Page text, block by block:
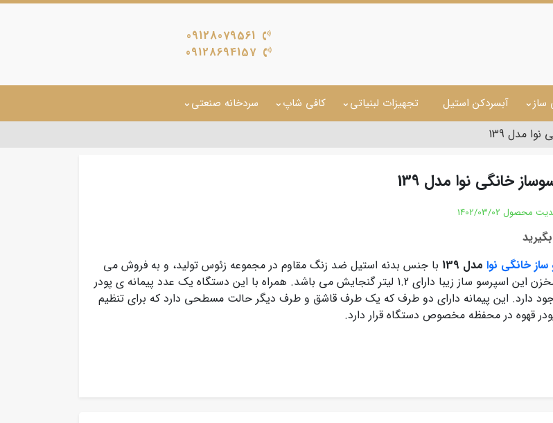
09128079561
09128694157
ساز آبسردکن استیل تجهیزات لبنیاتی کافی شاپ سردخانه صنعتی
مدل 139
خانگی نوا مدل 139
محصول 1402/03/02
ساز خانگی نوا مدل 139
با جنس بدنه استیل ضد زنگ مقاوم در مجموعه زئوس تولید، و به فروش می
رسد. مخزن این اسپرسو ساز زیبا دارای 1.2 لیتر گنجایش می باشد. همراه با این دستگاه یک عدد پیمانه ی پودر
دارد. این پیمانه دارای دو طرف که یک طرف قاشق و طرف دیگر حالت مسطحی دارد که برای تنظیم
قهوه در محفظه مخصوص دستگاه قرار دارد.